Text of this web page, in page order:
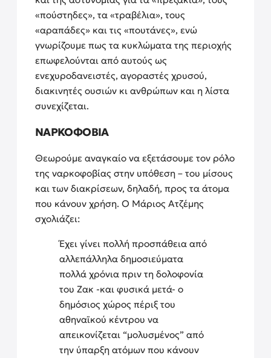
«πούστηδες», τα «τραβέλια», τους
«αραπάδες» και τις «πουτάνες», ενώ
γνωρίζουμε πως τα κυκλώματα της περιοχής
επωφελούνται από αυτούς ως
ενεχυροδανειστές, αγοραστές χρυσού,
διακινητές ουσιών κι ανθρώπων και η λίστα
συνεχίζεται.
ΝΑΡΚΟΦΟΒΙΑ
Θεωρούμε αναγκαίο να εξετάσουμε τον ρόλο
της ναρκοφοβίας στην υπόθεση – του μίσους
και των διακρίσεων, δηλαδή, προς τα άτομα
που κάνουν χρήση. O Μάριος Ατζέμης
σχολιάζει:
Έχει γίνει πολλή προσπάθεια από
αλλεπάλληλα δημοσιεύματα
πολλά χρόνια πριν τη δολοφονία
του Ζακ -και φυσικά μετά- ο
δημόσιος χώρος πέριξ του
αθηναϊκού κέντρου να
απεικονίζεται “μολυσμένος” από
την ύπαρξη ατόμων που κάνουν